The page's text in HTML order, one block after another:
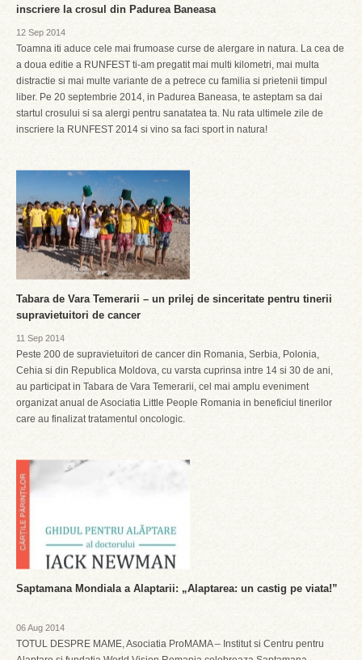
inscriere la crosul din Padurea Baneasa
12 Sep 2014
Toamna iti aduce cele mai frumoase curse de alergare in natura. La cea de
a doua editie a RUNFEST ti-am pregatit mai multi kilometri, mai multa
distractie si mai multe variante de a petrece cu familia si prietenii timpul
liber. Pe 20 septembrie 2014, in Padurea Baneasa, te asteptam sa dai
startul crosului si sa alergi pentru sanatatea ta. Nu rata ultimele zile de
inscriere la RUNFEST 2014 si vino sa faci sport in natura!
Tabara de Vara Temerarii – un prilej de sinceritate pentru tinerii
supravietuitori de cancer
11 Sep 2014
Peste 200 de supravietuitori de cancer din Romania, Serbia, Polonia,
Cehia si din Republica Moldova, cu varsta cuprinsa intre 14 si 30 de ani,
au participat in Tabara de Vara Temerarii, cel mai amplu eveniment
organizat anual de Asociatia Little People Romania in beneficiul tinerilor
care au finalizat tratamentul oncologic.
Saptamana Mondiala a Alaptarii: „Alaptarea: un castig pe viata!”
06 Aug 2014
TOTUL DESPRE MAME, Asociatia ProMAMA – Institut si Centru pentru